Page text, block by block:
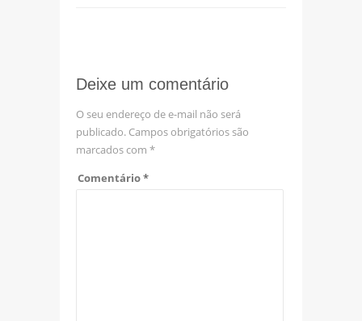
Deixe um comentário
O seu endereço de e-mail não será
publicado. Campos obrigatórios são
marcados com *
Comentário*